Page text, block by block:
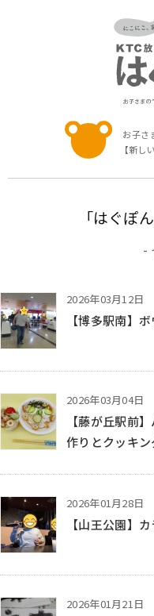
お子さ
【新し
「はぐぽ
-
【博多駅南】
2026年03月12日
【藤が丘駅前
作りとクッキン
2026年03月04日
【山王公園】
2026年01月28日
2026年01月21日